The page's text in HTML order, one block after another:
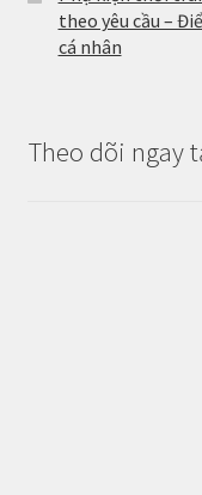
theo yêu cầu –
cá nhân
Theo dõi ngay